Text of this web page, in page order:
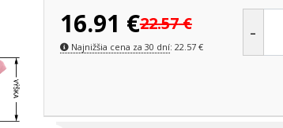
16.91 €22.57€
Najnižšia cena za 30 dní: 22.57€
-